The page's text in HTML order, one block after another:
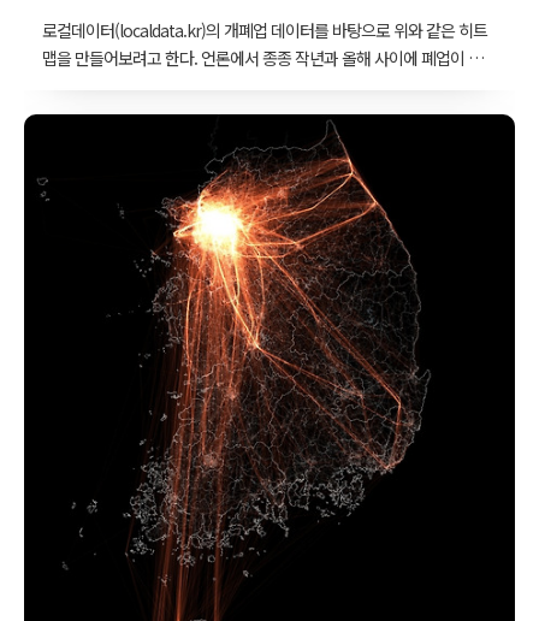
로컬데이터(localdata.kr)의 개폐업 데이터를 바탕으로 위와 같은 히트
맵을 만들어보려고 한다. 언론에서 종종 작년과 올해 사이에 폐업이 증
신진대사처럼 일어난다. 잘 되는 곳 역시 개업도 많겠지만 폐업도 많
다. 드는 곳이 있으면 나는 곳도 있고 나는 곳이 있으면 드는 곳도 있기
마련이다. 그래서 일반적인 히트맵 그리는 방식에서 개업과 폐업에 가
중치를 양과 음으로 부여하여 많이 늘어난 지역과 많이 줄어든 지역을
동시에 보려고 한다. 그럼 만들어보자. 정말 15분만에 될까? Qgis와
Rstudio가 깔려있다면 가능할 것 같기도 하다. 물론 R과 Qgis의 기본
적인 기능은 사용할 수 있어야 한다. 데이터 준비 localdata.kr 에..